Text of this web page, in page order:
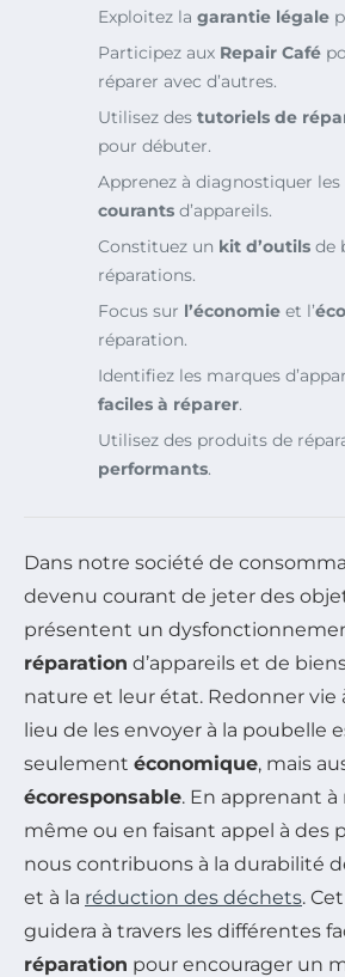
Exploitez la garantie légale
Participez aux Repair Café
réparer avec d’autres.
Utilisez des tutoriels de
pour débuter.
Apprenez à diagnostiquer les
courants d’appareils.
Constituez un kit d’outils de
réparations.
Focus sur l’économie et l’
réparation.
Identifiez les marques
faciles à réparer.
Utilisez des produits de
performants.
Dans notre société de
devenu courant de jeter des
présentent un
réparation d’appareils et de
nature et leur état. Redonner vie
lieu de les envoyer à la poubelle
seulement économique, mais
écoresponsable. En apprenant à
même ou en faisant appel à des
nous contribuons à la durabilité
et à la réduction des déchets.
guidera à travers les différentes
réparation pour encourager un